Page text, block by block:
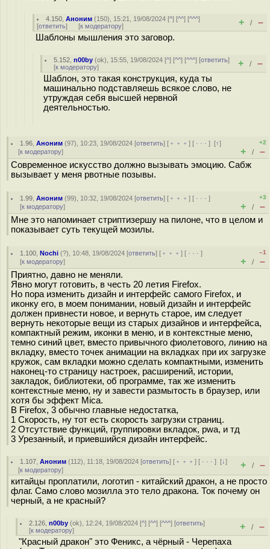
4.150 ,Аноним (150), 15:21, 19/08/2024 [^] [^^] [^^^]
[ответить] [к модератору] + / –
Шаблоны мышления это заговор.
5.152 ,n00by (ok), 15:55, 19/08/2024 [^] [^^] [^^^] [ответить]
[к модератору] + / –
Шаблон, это такая конструкция, куда ты
машинально подставляешь всякое слово, не
утруждая себя высшей нервной
деятельностью.
1.96 ,Аноним (97), 10:23, 19/08/2024 [ответить] [ ﹢﹢﹢] [ · · ·][↑]
[к модератору]
+2
+ / –
Современное искусство должно вызывать эмоцию. Сабж
вызывает у меня рвотные позывы.
1.99 ,Аноним (99), 10:32, 19/08/2024 [ответить] [ ﹢﹢﹢] [ · · ·]
[к модератору]
+3
+ / –
Мне это напоминает стриптизершу на пилоне, что в целом и
показывает суть текущей мозилы.
1.100 ,Nochi (?), 10:48, 19/08/2024 [ответить] [ ﹢﹢﹢] [ · · ·]
[к модератору]
–1
+ / –
Приятно, давно не меняли.
Явно могут готовить, в честь 20 летия Firefox.
Но пора изменить дизайн и интерфейс самого Firefox, и
иконку его, в моем понимании, новый дизайн и интерфейс
должен привнести новое, и вернуть старое, им следует
вернуть некоторые вещи из старых дизайнов и интерфейса,
компактный режим, иконки в меню, и в контекстные меню,
темно синий цвет, вместо привычного фиолетового, линию на
вкладку, вместо точек анимации на вкладках при их загрузке
кружок, сам вкладки можно сделать компактными, изменить
наконец-то страницу настроек, расширений, истории,
закладок, библиотеки, об программе, так же изменить
контекстные меню, ну и завести размытость в браузер, или
хотя бы эффект Mica.
В Firefox, 3 обычно главные недостатка,
1 Скорость, ну тот есть скорость загрузки страниц.
2 Отсутствие функций, группировки вкладок, pwa, и тд
3 Урезанный, и приевшийся дизайн интерфейс.
1.107 ,Аноним (112), 11:18, 19/08/2024 [ответить] [ ﹢﹢﹢] [ · · ·][↓]
[к модератору] + / –
китайцы проплатили, логотип - китайский дракон, а не просто
флаг. Само слово мозилла это тело дракона. Ток почему он
черный, а не красный?
2.126 ,n00by (ok), 12:24, 19/08/2024 [^] [^^] [^^^] [ответить]
[к модератору] + / –
"Красный дракон" это Феникс, а чёрный - Черепаха